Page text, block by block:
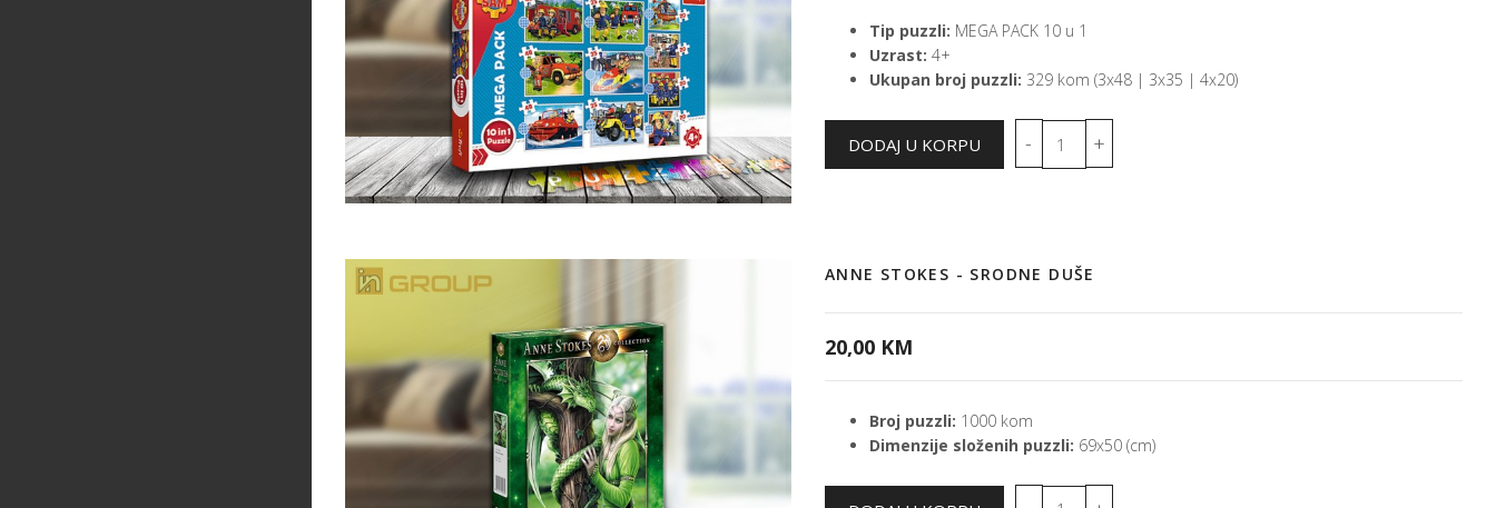
Tip puzzli: MEGA PACK 10 u 1
Uzrast: 4+
Ukupan broj puzzli: 329 kom (3x48 | 3x35 | 4x20)
ANNE STOKES - SRODNE DUŠE
20,00 KM
Broj puzzli: 1000 kom
Dimenzije složenih puzzli: 69x50 (cm)